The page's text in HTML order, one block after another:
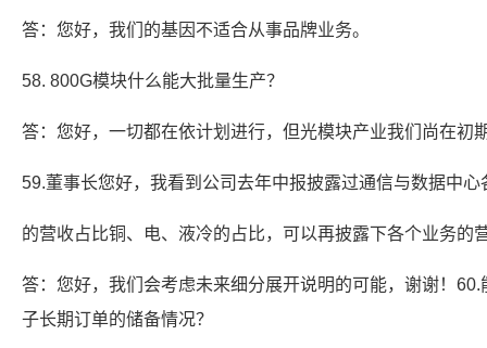
答：您好，我们的基因不适合从事品牌业务。
58. 800G模块什么能大批量生产？
答：您好，一切都在依计划进行，但光模块产业我们尚在初
59.董事长您好，我看到公司去年中报披露过通信与数据中心
的营收占比铜、电、液冷的占比，可以再披露下各个业务的
答：您好，我们会考虑未来细分展开说明的可能，谢谢！
子长期订单的储备情况？